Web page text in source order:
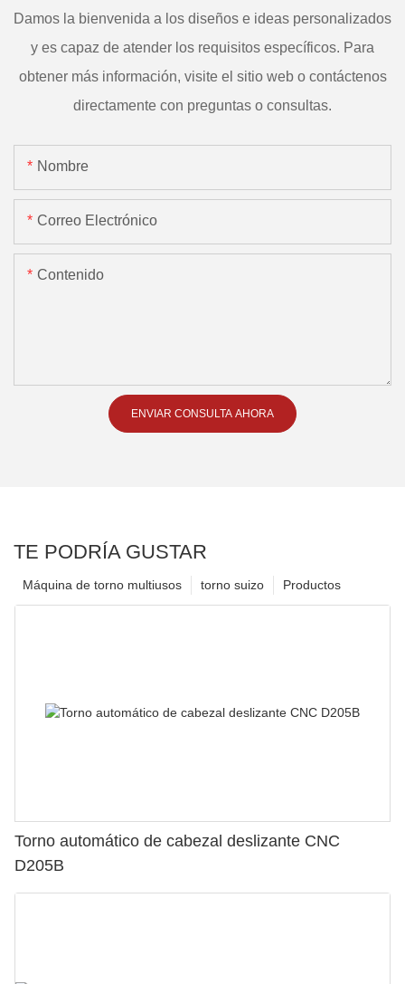
Damos la bienvenida a los diseños e ideas personalizados
y es capaz de atender los requisitos específicos. Para
obtener más información, visite el sitio web o contáctenos
directamente con preguntas o consultas.
Nombre
Correo Electrónico
Contenido
ENVIAR CONSULTA AHORA
TE PODRÍA GUSTAR
Productos
torno suizo
Máquina de torno multiusos
Torno automático de cabezal deslizante CNC
D205B